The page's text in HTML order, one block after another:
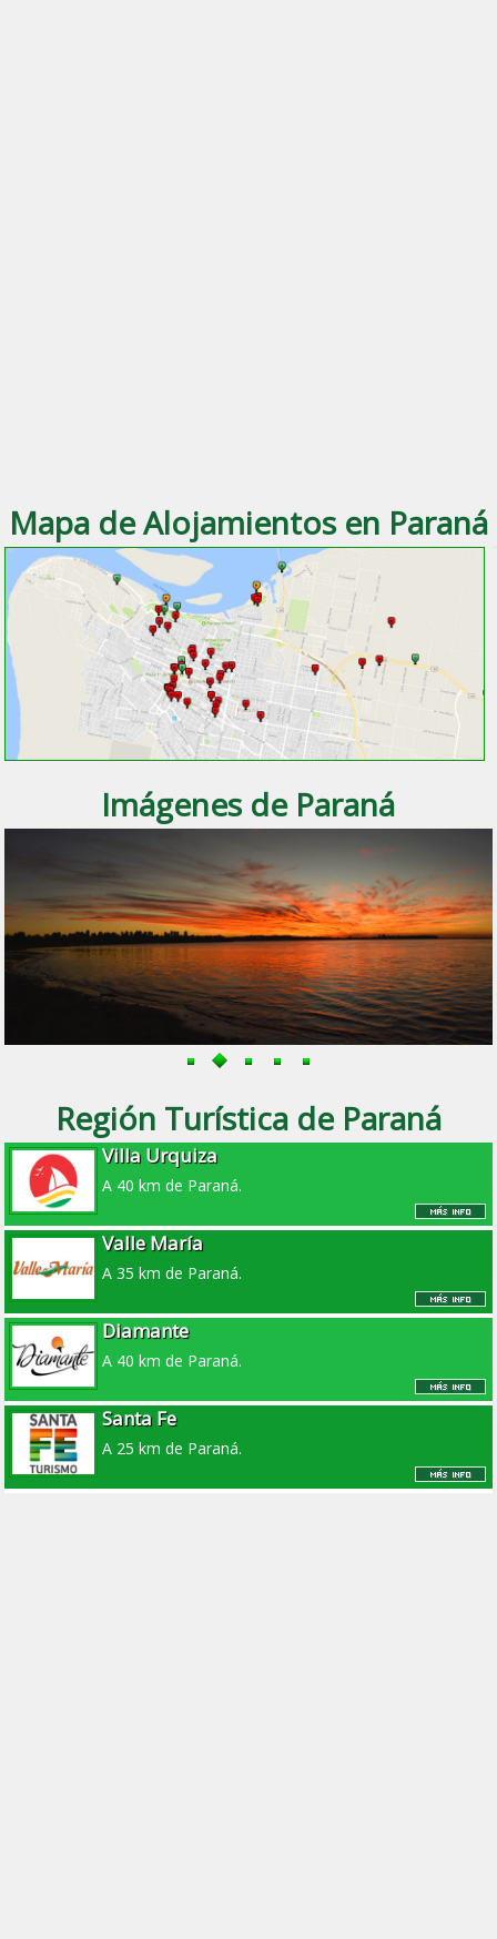
Mapa de Alojamientos en Paraná
Imágenes de Paraná
Región Turística de Paraná
Villa Urquiza
A 40 km de Paraná.
Valle María
A 35 km de Paraná.
Diamante
A 40 km de Paraná.
Santa Fe
A 25 km de Paraná.